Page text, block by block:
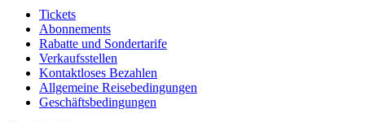
Tickets
Abonnements
Rabatte und Sondertarife
Verkaufsstellen
Kontaktloses Bezahlen
Allgemeine Reisebedingungen
Geschäftsbedingungen